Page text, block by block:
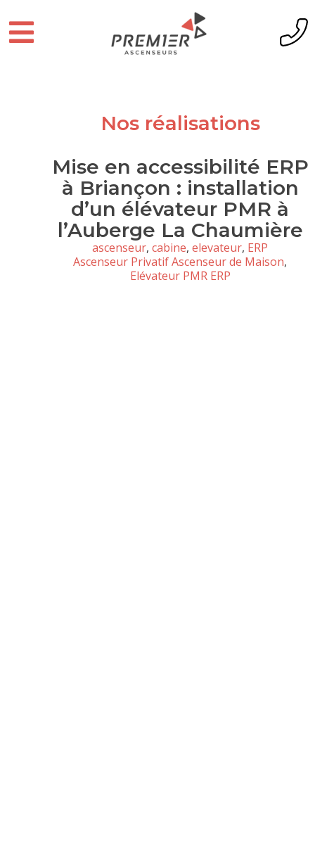
Nos réalisations
Mise en accessibilité ERP
à Briançon : installation
d’un élévateur PMR à
l’Auberge La Chaumière
ascenseur, cabine, elevateur, ERP
Ascenseur Privatif Ascenseur de Maison,
Elévateur PMR ERP